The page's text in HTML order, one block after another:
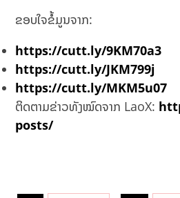
ຂອບໃຈຂໍ້ມູນຈາກ:
https://cutt.ly/9KM70a3
https://cutt.ly/JKM799j
https://cutt.ly/MKM5u07
ຕິດຕາມຂ່າວທັງໝົດຈາກ LaoX:
posts/